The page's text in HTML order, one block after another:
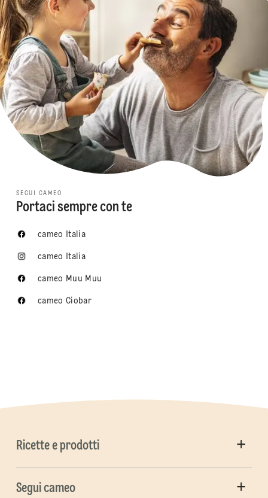
SEGUI CAMEO
Portaci sempre con te
cameo Italia
cameo Italia
cameo Muu Muu
cameo Ciobar
Ricette e prodotti
Segui cameo